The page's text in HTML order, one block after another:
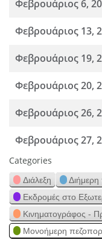
Φεβρουάριος 6,
Φεβρουάριος 13,
Φεβρουάριος 19,
Φεβρουάριος 20,
Φεβρουάριος 26,
Φεβρουάριος 27,
Categories
Διάλεξη
Διήμερη
Εκδρομές στο
Κινηματογράφος -
Μονοήμερη